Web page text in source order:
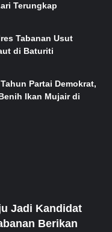
Terungkap
Tabanan Usut
di Baturiti
Partai Demokrat,
Ikan Mujair di
Jadi Kandidat
Berikan